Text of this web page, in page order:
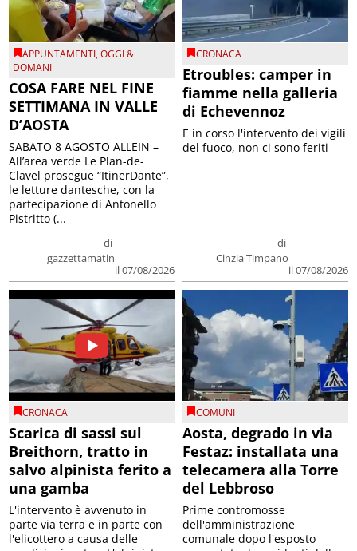
APPUNTAMENTI,OGGI &
DOMANI
COSA FARE NEL FINE
SETTIMANA IN VALLE
D’AOSTA
di
gazzettamatin
il 07/08/2026
SABATO 8 AGOSTO ALLEIN –
All’area verde Le Plan-de-
Clavel prosegue “ItinerDante”,
le letture dantesche, con la
partecipazione di Antonello
Pistritto (...
CRONACA
Etroubles: camper in
fiamme nella galleria
di Echevennoz
di
Cinzia Timpano
il 07/08/2026
E in corso l'intervento dei vigili
del fuoco, non ci sono feriti
CRONACA
Scarica di sassi sul
Breithorn, tratto in
salvo alpinista ferito a
una gamba
L'intervento è avvenuto in
parte via terra e in parte con
l'elicottero a causa delle
COMUNI
Aosta, degrado in via
Festaz: installata una
telecamera alla Torre
del Lebbroso
Prime contromosse
dell'amministrazione
comunale dopo l'esposto